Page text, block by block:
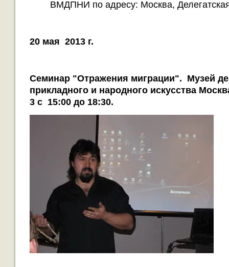
ВМДПНИ по адресу: Москва,
20 мая 2013 г.
Семинар "Отражения миграции". Музей
прикладного и народного искусства Мос
3 с 15:00 до 18:30.